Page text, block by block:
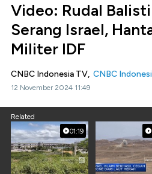
Video: Rudal
Serang Israel,
Militer IDF
CNBC Indonesia TV, CNBC
12 November 2024 11:49
Related
01:19